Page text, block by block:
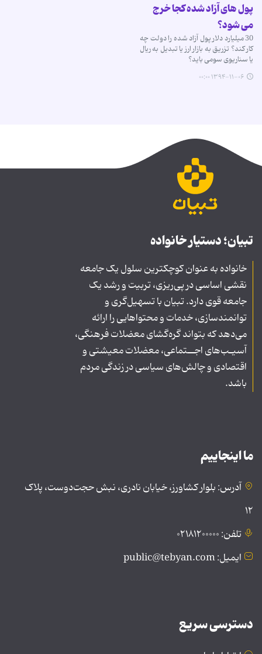
پول های آزاد شده کجا خرج
می شود؟
30 میلیارد دلار پول آزاد شده را دولت چه
کار کند؟ تزریق به بازار ارز یا تبدیل به ریال
یا سناریوی سومی باید؟
۱۳۹۴-۱۱-۰۶ ۰۰:۰۰
تبیان؛ دستیار خانواده
خانواده به عنوان کوچکترین سلول یک جامعه
نقشی اساسی در پی‌ریزی، تربیت و رشد یک
جامعه قوی دارد. تبیان با تسهیل‌گری و
توانمندسازی، خدمات و محتواهایی را ارائه
می‌دهد که بتواند گره‌گشای معضلات فرهنگی،
آسیـب‌های اجــتماعی، معضلات معیشتی و
اقتصادی و چالش‌های سیاسی در زندگی مردم
باشد.
ما اینجاییم
آدرس: بلوار کشاورز، خیابان نادری، نبش حجت‌دوست، پلاک
۱۲
تلفن: ۰۲۱۸۱۲۰۰۰۰۰
ایمیل: public@tebyan.com
دسترسی سریع